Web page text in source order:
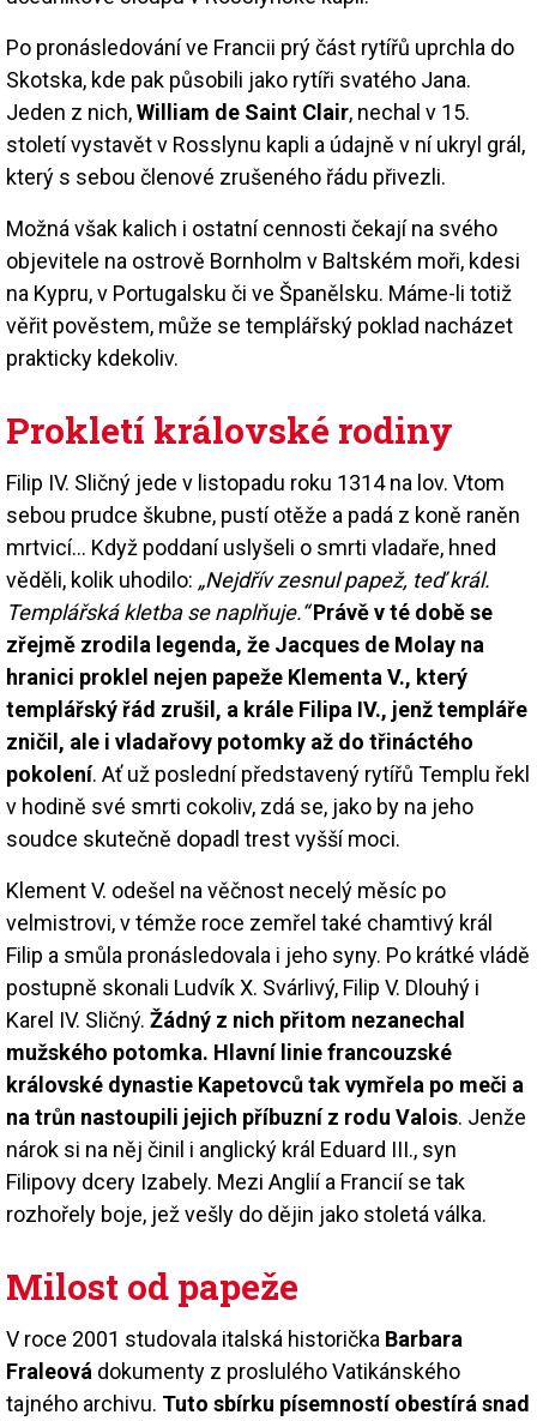
Po pronásledování ve Francii prý část rytířů uprchla do
Skotska, kde pak působili jako rytíři svatého Jana.
Jeden z nich,William de Saint Clair, nechal v 15.
století vystavět v Rosslynu kapli a údajně v ní ukryl grál,
který s sebou členové zrušeného řádu přivezli.
Možná však kalich i ostatní cennosti čekají na svého
objevitele na ostrově Bornholm v Baltském moři, kdesi
na Kypru, v Portugalsku či ve Španělsku. Máme-li totiž
věřit pověstem, může se templářský poklad nacházet
prakticky kdekoliv.
Prokletí královské rodiny
Filip IV. Sličný jede v listopadu roku 1314 na lov. Vtom
sebou prudce škubne, pustí otěže a padá z koně raněn
mrtvicí… Když poddaní uslyšeli o smrti vladaře, hned
věděli, kolik uhodilo: „Nejdřív zesnul papež, teď král.
Templářská kletba se naplňuje.“ Právě v té době se
zřejmě zrodila legenda, že Jacques de Molay na
hranici proklel nejen papeže Klementa V., který
templářský řád zrušil, a krále Filipa IV., jenž templáře
zničil, ale i vladařovy potomky až do třináctého
pokolení. Ať už poslední představený rytířů Templu řekl
v hodině své smrti cokoliv, zdá se, jako by na jeho
soudce skutečně dopadl trest vyšší moci.
Klement V. odešel na věčnost necelý měsíc po
velmistrovi, v témže roce zemřel také chamtivý král
Filip a smůla pronásledovala i jeho syny. Po krátké vládě
postupně skonali Ludvík X. Svárlivý, Filip V. Dlouhý i
Karel IV. Sličný. Žádný z nich přitom nezanechal
mužského potomka. Hlavní linie francouzské
královské dynastie Kapetovců tak vymřela po meči a
na trůn nastoupili jejich příbuzní z rodu Valois. Jenže
nárok si na něj činil i anglický král Eduard III., syn
Filipovy dcery Izabely. Mezi Anglií a Francií se tak
rozhořely boje, jež vešly do dějin jako stoletá válka.
Milost od papeže
V roce 2001 studovala italská historička Barbara
Fraleová dokumenty z proslulého Vatikánského
tajného archivu. Tuto sbírku písemností obestírá snad